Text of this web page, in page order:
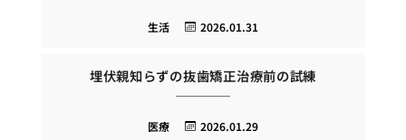
2026.01.31
生活
埋伏親知らずの抜歯矯正治療前の試練
2026.01.29
医療